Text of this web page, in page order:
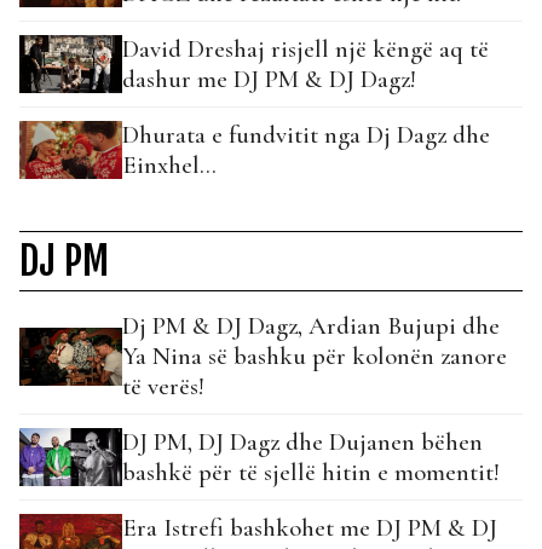
David Dreshaj risjell një këngë aq të
dashur me DJ PM & DJ Dagz!
Dhurata e fundvitit nga Dj Dagz dhe
Einxhel…
DJ PM
Dj PM & DJ Dagz, Ardian Bujupi dhe
Ya Nina së bashku për kolonën zanore
të verës!
DJ PM, DJ Dagz dhe Dujanen bëhen
bashkë për të sjellë hitin e momentit!
Era Istrefi bashkohet me DJ PM & DJ